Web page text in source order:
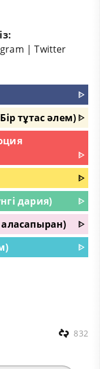
|Twitter
ᐈ
тұтас әлем)ᐈ
ᐈ
ᐈ
дария)
ᐈ
ᐈ
ᐈ
832